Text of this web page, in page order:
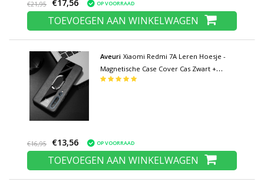
€21,95 €17,56 OP VOORRAAD
TOEVOEGEN AAN WINKELWAGEN
Aveuri Xiaomi Redmi 7A Leren Hoesje -
Magnetische Case Cover Cas Zwart +
Kickstand
€16,95 €13,56 OP VOORRAAD
TOEVOEGEN AAN WINKELWAGEN